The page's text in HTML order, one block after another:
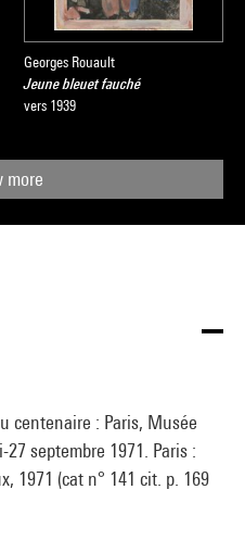
Georges Rouault
Jeune bleuet fauché
vers 1939
more
centenaire : Paris, Musée
septembre 1971. Paris :
1971 (cat n° 141 cit. p. 169